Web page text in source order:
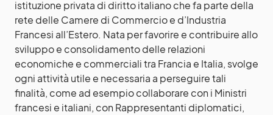
istituzione privata di diritto italiano che fa parte della
rete delle Camere di Commercio e d’Industria
Francesi all’Estero. Nata per favorire e contribuire allo
sviluppo e consolidamento delle relazioni
economiche e commerciali tra Francia e Italia, svolge
ogni attività utile e necessaria a perseguire tali
finalità, come ad esempio collaborare con i Ministri
francesi e italiani, con Rappresentanti diplomatici,